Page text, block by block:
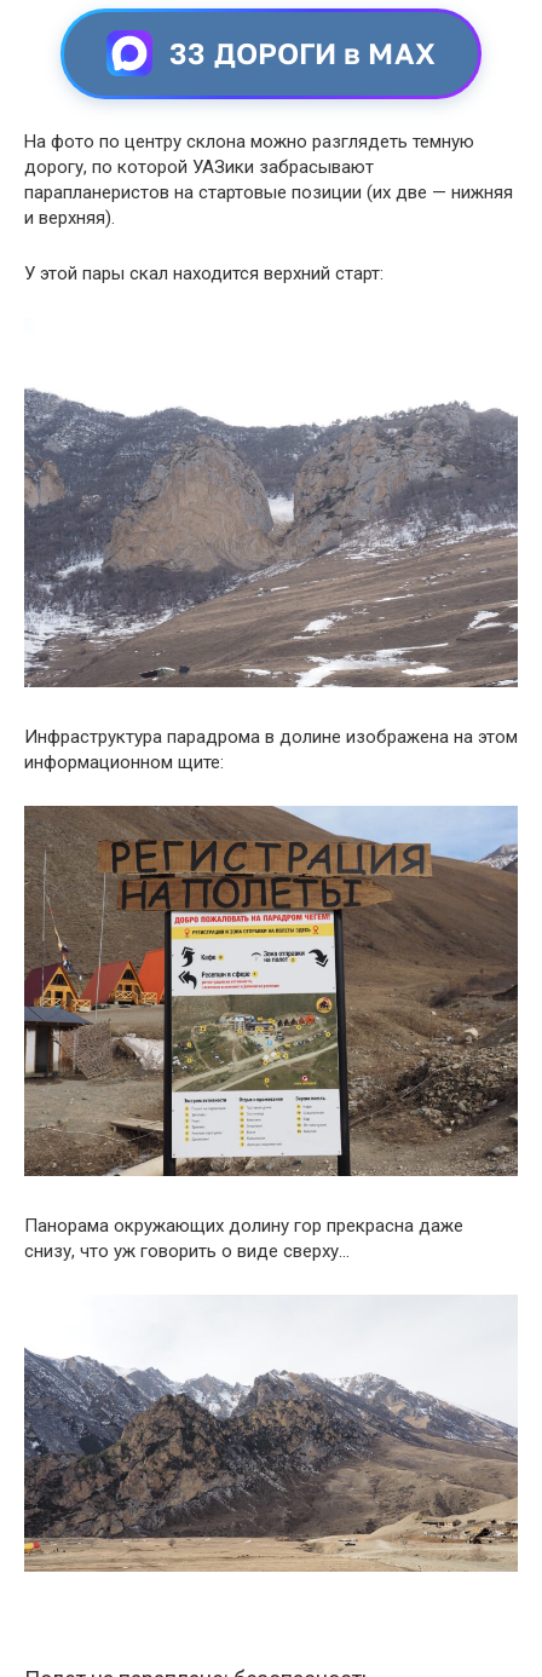
33 ДОРОГИ в MAX
На фото по центру склона можно разглядеть темную
дорогу, по которой УАЗики забрасывают
парапланеристов на стартовые позиции (их две — нижняя
и верхняя).
У этой пары скал находится верхний старт:
Инфраструктура парадрома в долине изображена на этом
информационном щите:
Панорама окружающих долину гор прекрасна даже
снизу, что уж говорить о виде сверху…